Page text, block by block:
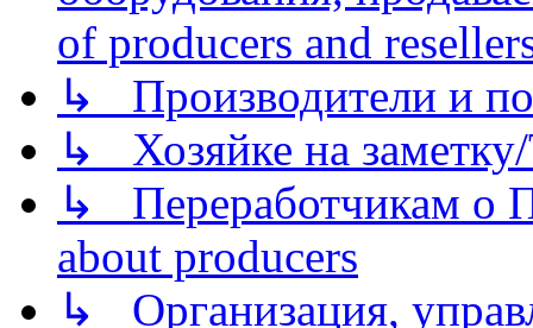
of producers and
↳ Производители и
↳ Хозяйке на
↳ Переработчикам о
about producers
↳ Организация,